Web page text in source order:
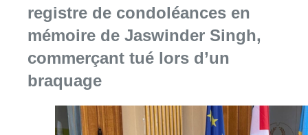
registre de condoléances en
mémoire de Jaswinder Singh,
commerçant tué lors d’un
braquage